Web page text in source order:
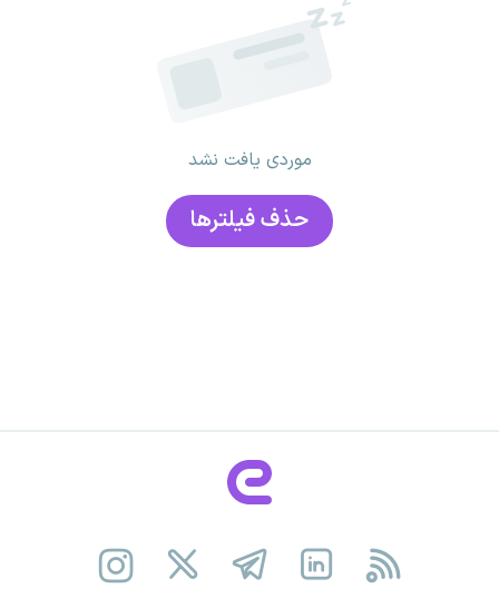
موردی یافت نشد
حذف فیلتر‌ها